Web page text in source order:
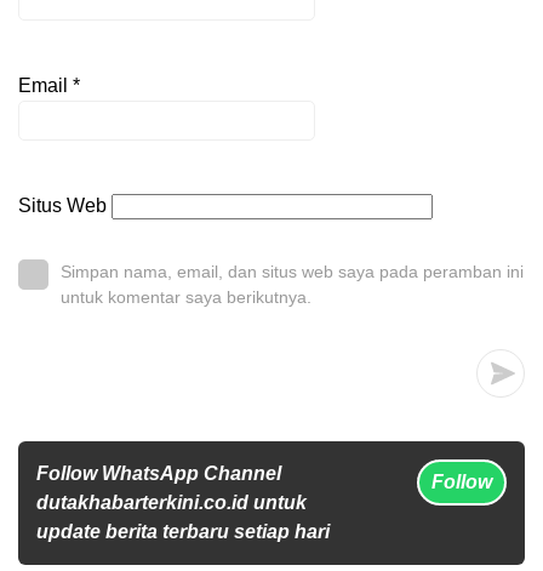
Email *
Situs Web
Simpan nama, email, dan situs web saya pada peramban ini
untuk komentar saya berikutnya.
Follow WhatsApp Channel
dutakhabarterkini.co.id untuk
update berita terbaru setiap hari
Follow